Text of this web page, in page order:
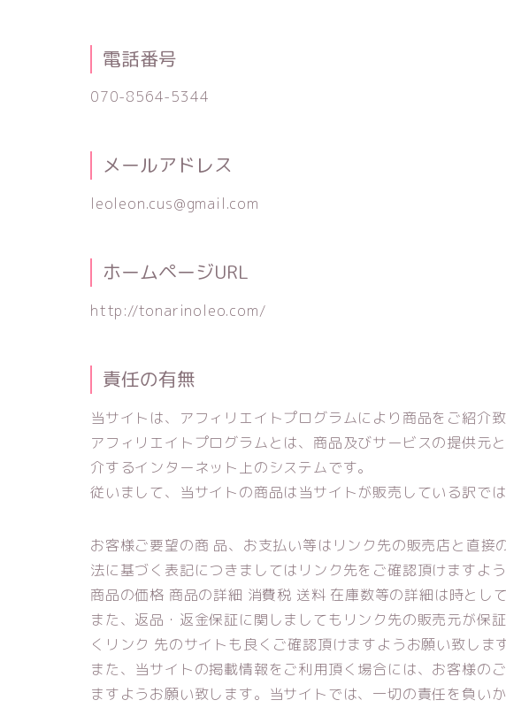
電話番号
070-8564-5344
メールアドレス
leoleon.cus@gmail.com
ホームページURL
http://tonarinoleo.com/
責任の有無
当サイトは、アフィリエイトプログラムにより商品をご紹介致
アフィリエイトプログラムとは、商品及びサービスの提供元
介するインターネット上のシステムです。
従いまして、当サイトの商品は当サイトが販売している訳では
お客様ご要望の商 品、お支払い等はリンク先の販売店と直接
法に基づく表記につきましてはリンク先をご確認頂けますよう
商品の価格 商品の詳細 消費税 送料 在庫数等の詳細は時とし
また、返品・返金保証に関しましてもリンク先の販売元が保
くリンク 先のサイトも良くご確認頂けますようお願い致します
また、当サイトの掲載情報をご利用頂く場合には、お客様の
ますようお願い致します。当サイトでは、一切の責任を負い